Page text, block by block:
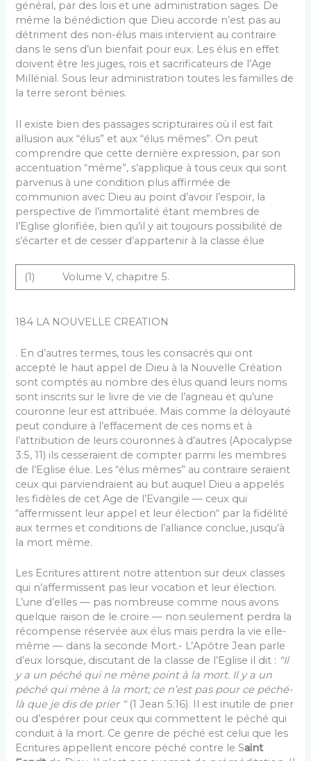
général, par des lois et une administration sages. De
même la bénédiction que Dieu accorde n’est pas au
détriment des non-élus mais intervient au contraire
dans le sens d’un bienfait pour eux. Les élus en effet
doivent être les juges, rois et sacrificateurs de l’Age
Millénial. Sous leur ad­ministration toutes les familles de
la terre seront bénies.
Il existe bien des passages scripturaires où il est fait
allusion aux “élus” et aux “élus mêmes”. On peut
comprendre que cette dernière expression, par son
ac­centuation “même”, s’applique à tous ceux qui sont
par­venus à une condition plus affirmée de
communion avec Dieu au point d’avoir l’espoir, la
perspective de l’immor­talité étant membres de
l’Eglise glorifiée, bien qu’il y ait toujours possibilité de
s’écarter et de cesser d’appar­tenir à la classe élue
(1) Volume V, chapitre 5.
184 LA NOUVELLE CREATION
. En d’autres termes, tous les con­sacrés qui ont
accepté le haut appel de Dieu à la Nou­velle Création
sont comptés au nombre des élus quand leurs noms
sont inscrits sur le livre de vie de l’agneau et qu’une
couronne leur est attribuée. Mais comme la déloyauté
peut conduire à l’effacement de ces noms et à
l’attribution de leurs couronnes à d’autres (Apocalypse
3:5, 11) ils cesseraient de compter parmi les membres
de l’Eglise élue. Les “élus mêmes” au contraire seraient
ceux qui parviendraient au but auquel Dieu a appelés
les fidèles de cet Age de l’Evangile — ceux qui
“affermis­sent leur appel et leur élection“ par la fidélité
aux termes et conditions de l’alliance conclue, jusqu’à
la mort même.
Les Ecritures attirent notre attention sur deux classes
qui n’affermissent pas leur vocation et leur élection.
L’une d’elles — pas nombreuse comme nous avons
quel­que raison de le croire — non seulement perdra la
ré­compense réservée aux élus mais perdra la vie elle-
même — dans la seconde Mort.- L’Apôtre Jean parle
d’eux lors­que, discutant de la classe de l’Eglise il dit : “Il
y a un péché qui ne mène point à la mort. Il y a un
péché qui mène à la mort; ce n’est pas pour ce péché-
là que je dis de prier “(1 Jean 5:16). Il est inutile de prier
ou d’espérer pour ceux qui commettent le péché qui
con­duit à la mort. Ce genre de péché est celui que les
Ecritures appellent encore péché contre le Saint